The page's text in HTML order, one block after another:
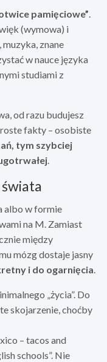
pamięciowe”
(wymowa) i
znane
w nauce języka
studiami z
od razu budujesz
fakty – osobiste
tym szybciej
albo w formie
na M. Zamiast
między
mózg dostaje jasny
i do ogarnięcia
„życia”. Do
skojarzenie, choćby
– tacos and
schools”. Nie